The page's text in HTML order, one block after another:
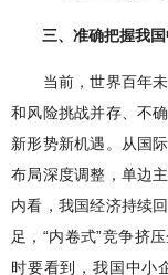
三、准确把握我
当前，世界百年未
和风险挑战并存、不
新形势新机遇。从国
布局深度调整，单边
内看，我国经济持续
足，“内卷式”竞争挤
时要看到，我国中小